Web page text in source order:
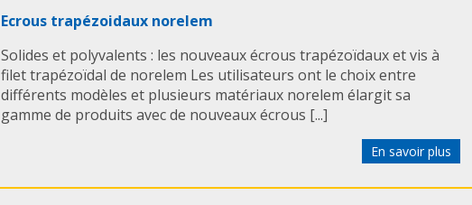
Ecrous trapézoidaux norelem
Solides et polyvalents : les nouveaux écrous trapézoïdaux et vis à
filet trapézoïdal de norelem Les utilisateurs ont le choix entre
différents modèles et plusieurs matériaux norelem élargit sa
gamme de produits avec de nouveaux écrous [...]
En savoir plus